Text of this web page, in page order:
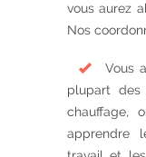
vous aurez
Nos
Vous
plupart
chauffage,
apprendre